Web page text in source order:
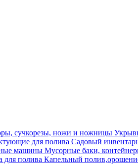
сучкорезы, ножи и ножницы
для полива Садовый
машины Мусорные баки,
для полива Капельный